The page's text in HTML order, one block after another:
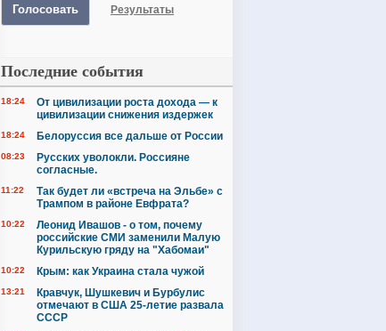
Голосовать Результаты
Последние события
18:24
От цивилизации роста дохода — к
цивилизации снижения издержек
18:24 Белоруссия все дальше от России
08:23
Русских уволокли. Россияне
согласные.
11:22
Так будет ли «встреча на Эльбе» с
Трампом в районе Евфрата?
10:22
Леонид Ивашов - о том, почему
российские СМИ заменили Малую
Курильскую гряду на "Хабомаи"
10:22 Крым: как Украина стала чужой
13:21
Кравчук, Шушкевич и Бурбулис
отмечают в США 25-летие развала
СССР